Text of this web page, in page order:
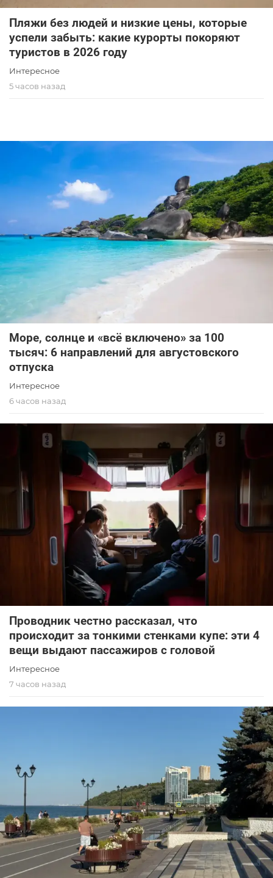
Пляжи без людей и низкие цены, которые
успели забыть: какие курорты покоряют
туристов в 2026 году
Интересное
5 часов назад
Море, солнце и «всё включено» за 100
тысяч: 6 направлений для августовского
отпуска
Интересное
6 часов назад
Проводник честно рассказал, что
происходит за тонкими стенками купе: эти 4
вещи выдают пассажиров с головой
Интересное
7 часов назад